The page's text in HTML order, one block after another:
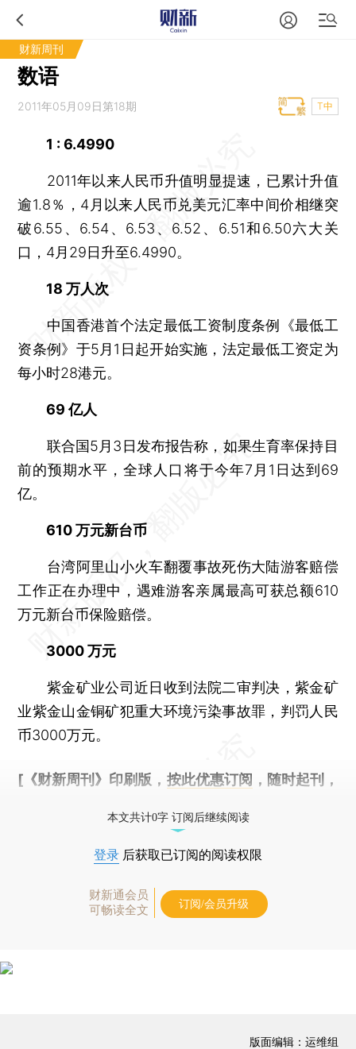
财新周刊
数语
2011年05月09日第18期 T中
1 : 6.4990
2011年以来人民币升值明显提速，已累计升值
逾1.8％，4月以来人民币兑美元汇率中间价相继突
破6.55、6.54、6.53、6.52、6.51和6.50六大关
口，4月29日升至6.4990。
18 万人次
中国香港首个法定最低工资制度条例《最低工
资条例》于5月1日起开始实施，法定最低工资定为
每小时28港元。
69 亿人
联合国5月3日发布报告称，如果生育率保持目
前的预期水平，全球人口将于今年7月1日达到69
亿。
610 万元新台币
台湾阿里山小火车翻覆事故死伤大陆游客赔偿
工作正在办理中，遇难游客亲属最高可获总额610
万元新台币保险赔偿。
3000 万元
紫金矿业公司近日收到法院二审判决，紫金矿
业紫金山金铜矿犯重大环境污染事故罪，判罚人民
币3000万元。
[《财新周刊》印刷版， 按此优惠订阅 ，随时起刊，
本文共计0字 订阅后继续阅读
登录 后获取已订阅的阅读权限
财新通会员
可畅读全文
订阅/会员升级
版面编辑：运维组